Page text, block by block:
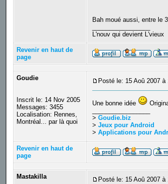
Bah moué aussi, entre le
L'nouv qui devient L'vieux
Revenir en haut de
page
Goudie
Inscrit le: 14 Nov 2005
Messages: 3455
Localisation: Rennes,
Montréal... par là quoi
Posté le: 15 Aoû 2007 à
Une bonne idée
> Goudie.biz
> Jeux pour Android
> Applications pour
Revenir en haut de
page
Mastakilla Posté le: 15 Aoû 2007 à